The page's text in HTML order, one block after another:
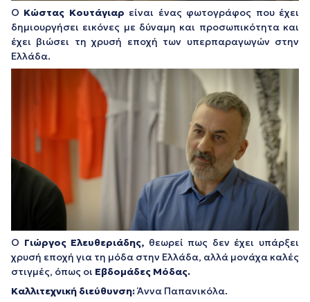
Ο Κώστας Κουτάγιαρ είναι ένας φωτογράφος που έχει
δημιουργήσει εικόνες με δύναμη και προσωπικότητα και
έχει βιώσει τη χρυσή εποχή των υπερπαραγωγών στην
Ελλάδα.
Ο Γιώργος Ελευθεριάδης, θεωρεί πως δεν έχει υπάρξει
χρυσή εποχή για τη μόδα στην Ελλάδα, αλλά μονάχα καλές
στιγμές, όπως οι Εβδομάδες Μόδας.
Καλλιτεχνική διεύθυνση:Άννα Παπανικόλα.